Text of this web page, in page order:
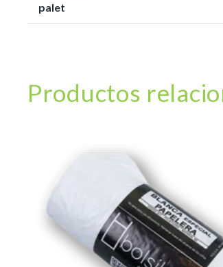
palet
Productos